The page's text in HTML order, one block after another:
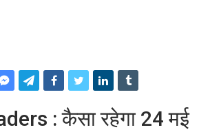
: कैसा रहेगा 24 मई